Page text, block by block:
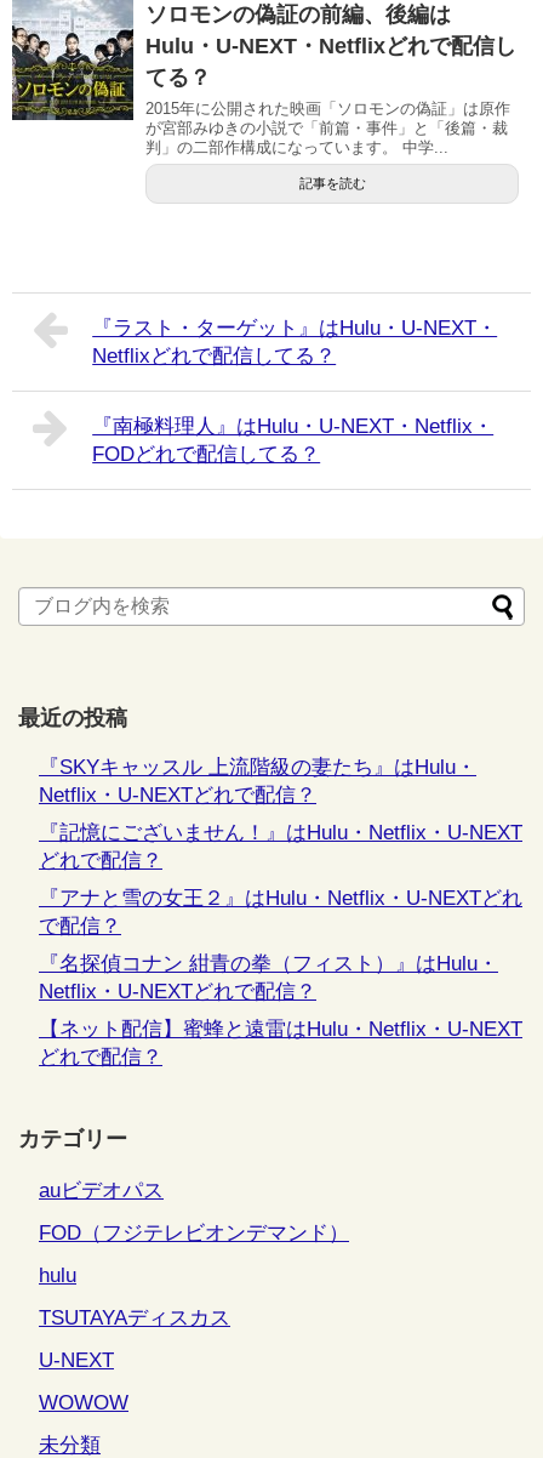
ソロモンの偽証の前編、後編は
Hulu・U-NEXT・Netflixどれで配信し
てる？
2015年に公開された映画「ソロモンの偽証」は原作
が宮部みゆきの小説で「前篇・事件」と「後篇・裁
判」の二部作構成になっています。 中学...
記事を読む
『ラスト・ターゲット』はHulu・U-NEXT・
Netflixどれで配信してる？
『南極料理人』はHulu・U-NEXT・Netflix・
FODどれで配信してる？
最近の投稿
『SKYキャッスル 上流階級の妻たち』はHulu・
Netflix・U-NEXTどれで配信？
『記憶にございません！』はHulu・Netflix・U-NEXT
どれで配信？
『アナと雪の女王２』はHulu・Netflix・U-NEXTどれ
で配信？
『名探偵コナン 紺青の拳（フィスト）』はHulu・
Netflix・U-NEXTどれで配信？
【ネット配信】蜜蜂と遠雷はHulu・Netflix・U-NEXT
どれで配信？
カテゴリー
auビデオパス
FOD（フジテレビオンデマンド）
hulu
TSUTAYAディスカス
U-NEXT
WOWOW
未分類